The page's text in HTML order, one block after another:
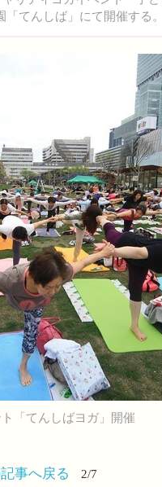
てんしば」にて開催する。
「てんしばヨガ」開催
記事へ戻る 2/7